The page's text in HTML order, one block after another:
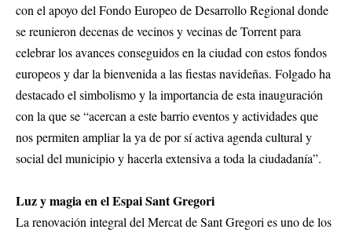
con el apoyo del Fondo Europeo de Desarrollo Regional donde
se reunieron decenas de vecinos y vecinas de Torrent para
celebrar los avances conseguidos en la ciudad con estos fondos
europeos y dar la bienvenida a las fiestas navideñas. Folgado ha
destacado el simbolismo y la importancia de esta inauguración
con la que se “acercan a este barrio eventos y actividades que
nos permiten ampliar la ya de por sí activa agenda cultural y
social del municipio y hacerla extensiva a toda la ciudadanía”.
Luz y magia en el Espai Sant Gregori
La renovación integral del Mercat de Sant Gregori es uno de los